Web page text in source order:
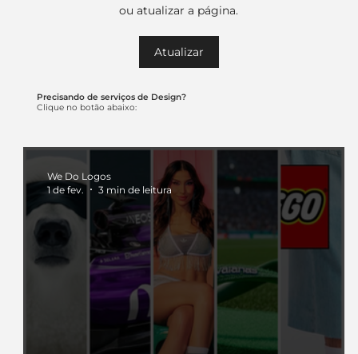
Precisando de serviços de Design?
Clique no botão abaixo:
We Do Logos
1 de fev.
3 min de leitura
ou atualizar a página.
Atualizar